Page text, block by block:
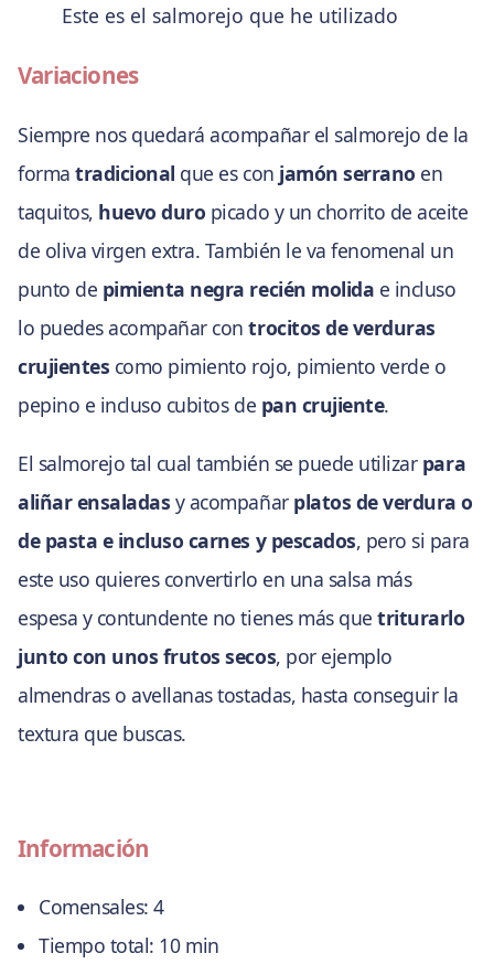
Este es el salmorejo que he utilizado
Variaciones
Siempre nos quedará acompañar el salmorejo de la
formatradicional que es con jamón serrano en
taquitos, huevo duro picado y un chorrito de aceite
de oliva virgen extra. También le va fenomenal un
punto de pimienta negra recién molida e incluso
lo puedes acompañar controcitos de verduras
crujientes como pimiento rojo, pimiento verde o
pepino e incluso cubitos de pan crujiente.
El salmorejo tal cual también se puede utilizar para
aliñar ensaladas y acompañar platos de verdura o
de pasta e incluso carnes y pescados, pero si para
este uso quieres convertirlo en una salsa más
espesa y contundente no tienes más quetriturarlo
junto con unos frutos secos, por ejemplo
almendras o avellanas tostadas, hasta conseguir la
textura que buscas.
Información
Comensales: 4
Tiempo total: 10 min